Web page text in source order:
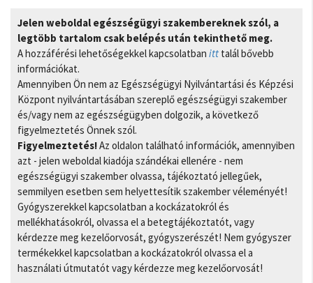
Jelen weboldal egészségügyi szakembereknek szól, a
legtöbb tartalom csak belépés után tekinthető meg.
A hozzáférési lehetőségekkel kapcsolatban itt talál bővebb
információkat.
Amennyiben Ön nem az Egészségügyi Nyilvántartási és Képzési
Központ nyilvántartásában szereplő egészségügyi szakember
és/vagy nem az egészségügyben dolgozik, a következő
figyelmeztetés Önnek szól.
Figyelmeztetés!Az oldalon található információk, amennyiben
azt - jelen weboldal kiadója szándékai ellenére - nem
egészségügyi szakember olvassa, tájékoztató jellegűek,
semmilyen esetben sem helyettesítik szakember véleményét!
Gyógyszerekkel kapcsolatban a kockázatokról és
mellékhatásokról, olvassa el a betegtájékoztatót, vagy
kérdezze meg kezelőorvosát, gyógyszerészét! Nem gyógyszer
termékekkel kapcsolatban a kockázatokról olvassa el a
használati útmutatót vagy kérdezze meg kezelőorvosát!